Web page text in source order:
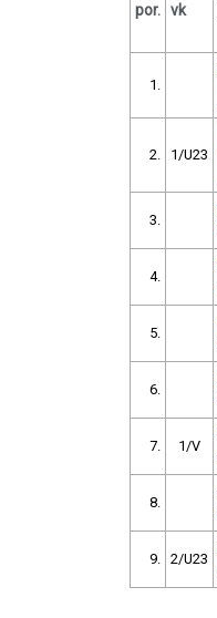
por. vk
1.
2. 1/U23
3.
4.
5.
6.
7. 1/V
8.
9. 2/U23